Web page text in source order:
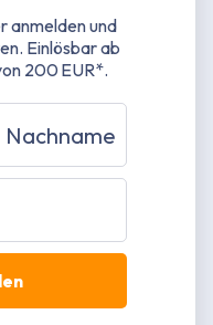
mit 1,5 mm
RAL 7040
anmelden und
Einlösbar ab
200 EUR*.